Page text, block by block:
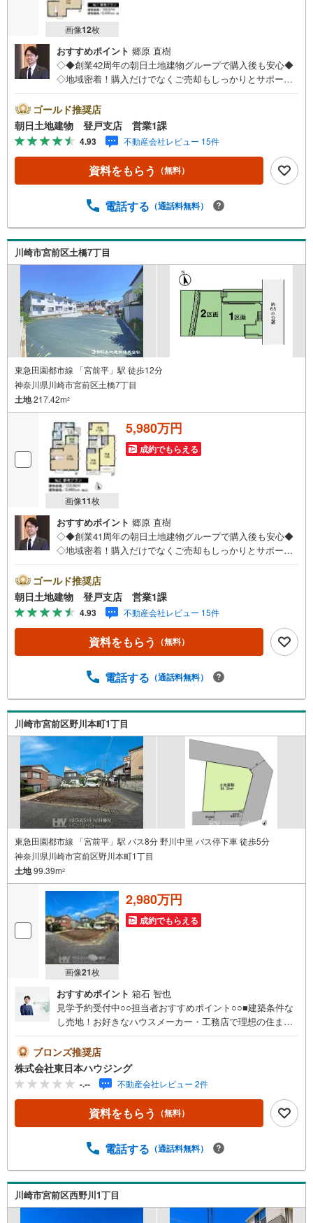
画像12枚
おすすめポイント 郷原 直樹
◇◆創業42周年の朝日土地建物グループで購入後も安心◆
◇地域密着！購入だけでなくご売却もしっかりとサポート
しポイント！◆◇◆◇田園都市線「宮前平」駅徒歩12分の
利便性良好な立地！◇◆■条件なし売地のため、お好きなハ
ウスメーカーで施工可能！■東名川崎ICまで車で3分！お出
かけにも便利な立地！■間取り作成も随時受け付けておりま
す！■住宅ローンのご相談、お住み替えのご相談も無料です
■◆お電話・インターネットからお気軽にお問い合わせくだ
繋がりやすくなっております。人気物件には特にお問い合
内・現地見学をする」ボタンよりご予約をいただくとご見
学がスムーズです。不動産に関わるご質問ご相談など、お
気軽にお問い合わせ下さいませ。
ゴールド推奨店
朝日土地建物 登戸支店 営業1課
4.93 不動産会社レビュー 15件
資料をもらう （無料）
電話する （通話料無料）
川崎市宮前区土橋7丁目
東急田園都市線 「宮前平」駅 徒歩12分
神奈川県川崎市宮前区土橋7丁目
土地217.42m2
画像11枚
5,980万円
成約でもらえる
おすすめポイント 郷原 直樹
◇◆創業41周年の朝日土地建物グループで購入後も安心◆
◇地域密着！購入だけでなくご売却もしっかりとサポート
しポイント！◆◇◆◇田園都市線「宮前平」駅徒歩12分の
利便性良好な立地！◇◆■条件なし売地のため、お好きなハ
ウスメーカーで施工可能！■東名川崎ICまで車で3分！お出
かけにも便利な立地！■間取り作成も随時受け付けておりま
す！■住宅ローンのご相談、お住み替えのご相談も無料です
■◆お電話・インターネットからお気軽にお問い合わせくだ
繋がりやすくなっております。人気物件には特にお問い合
内・現地見学をする」ボタンよりご予約をいただくとご見
学がスムーズです。不動産に関わるご質問ご相談など、お
気軽にお問い合わせ下さいませ。
ゴールド推奨店
朝日土地建物 登戸支店 営業1課
4.93 不動産会社レビュー 15件
資料をもらう （無料）
電話する （通話料無料）
川崎市宮前区野川本町1丁目
東急田園都市線 「宮前平」駅 バス8分 野川中里 バス停下車 徒歩5分
神奈川県川崎市宮前区野川本町1丁目
土地99.39m2
画像21枚
2,980万円
成約でもらえる
おすすめポイント 箱石 智也
見学予約受付中○○担当者おすすめポイント○○■建築条件な
し売地！お好きなハウスメーカー・工務店で理想の住まい
で、プランニングのしやすい敷地です■北東角地につき開放
感があり、陽当たり・通風も良好■前面道路は北東側約4m
公道、西側約3m隣地通路に面しています■第一種低層住居
専用地域内の落ち着いた街並みで、穏やかな暮らしを実現
できます■建ぺい率50％・容積率80％。参考プランのご提
案や建物プレゼンテーションも承ります■現況更地のため、
周辺環境をご確認ください。現地見学受付中です。【営業
はお電話が繋がりやすくなっております。ぜひお気軽にご
連絡下さい！現地を見学される場合は「室内・現地を見学
する（無料）」ボタンよりご希望の日時をご記入いただけ
ますとスムーズにご案内が可能です。
ブロンズ推奨店
株式会社東日本ハウジング
-.-- 不動産会社レビュー 2件
資料をもらう （無料）
電話する （通話料無料）
川崎市宮前区西野川1丁目